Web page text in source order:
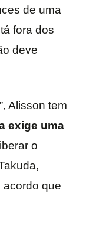
de uma
fora dos
deve
Alisson tem
exige uma
o
acordo que